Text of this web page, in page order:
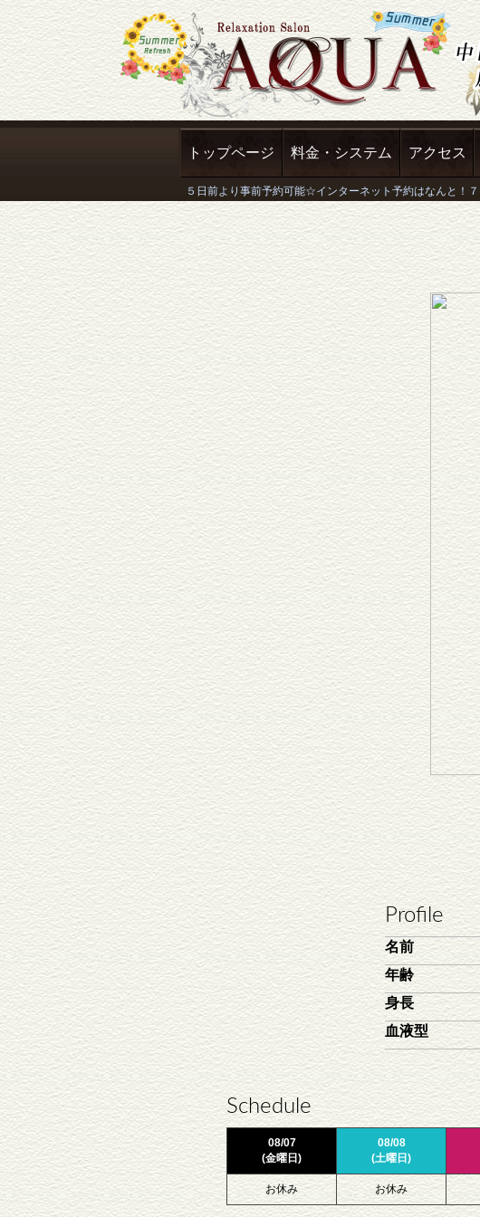
トップページ 料金・システム アクセス
Profile
名前
年齢
身長
血液型
Schedule
08/07
(金曜日)
08/08
(土曜日)
お休み お休み